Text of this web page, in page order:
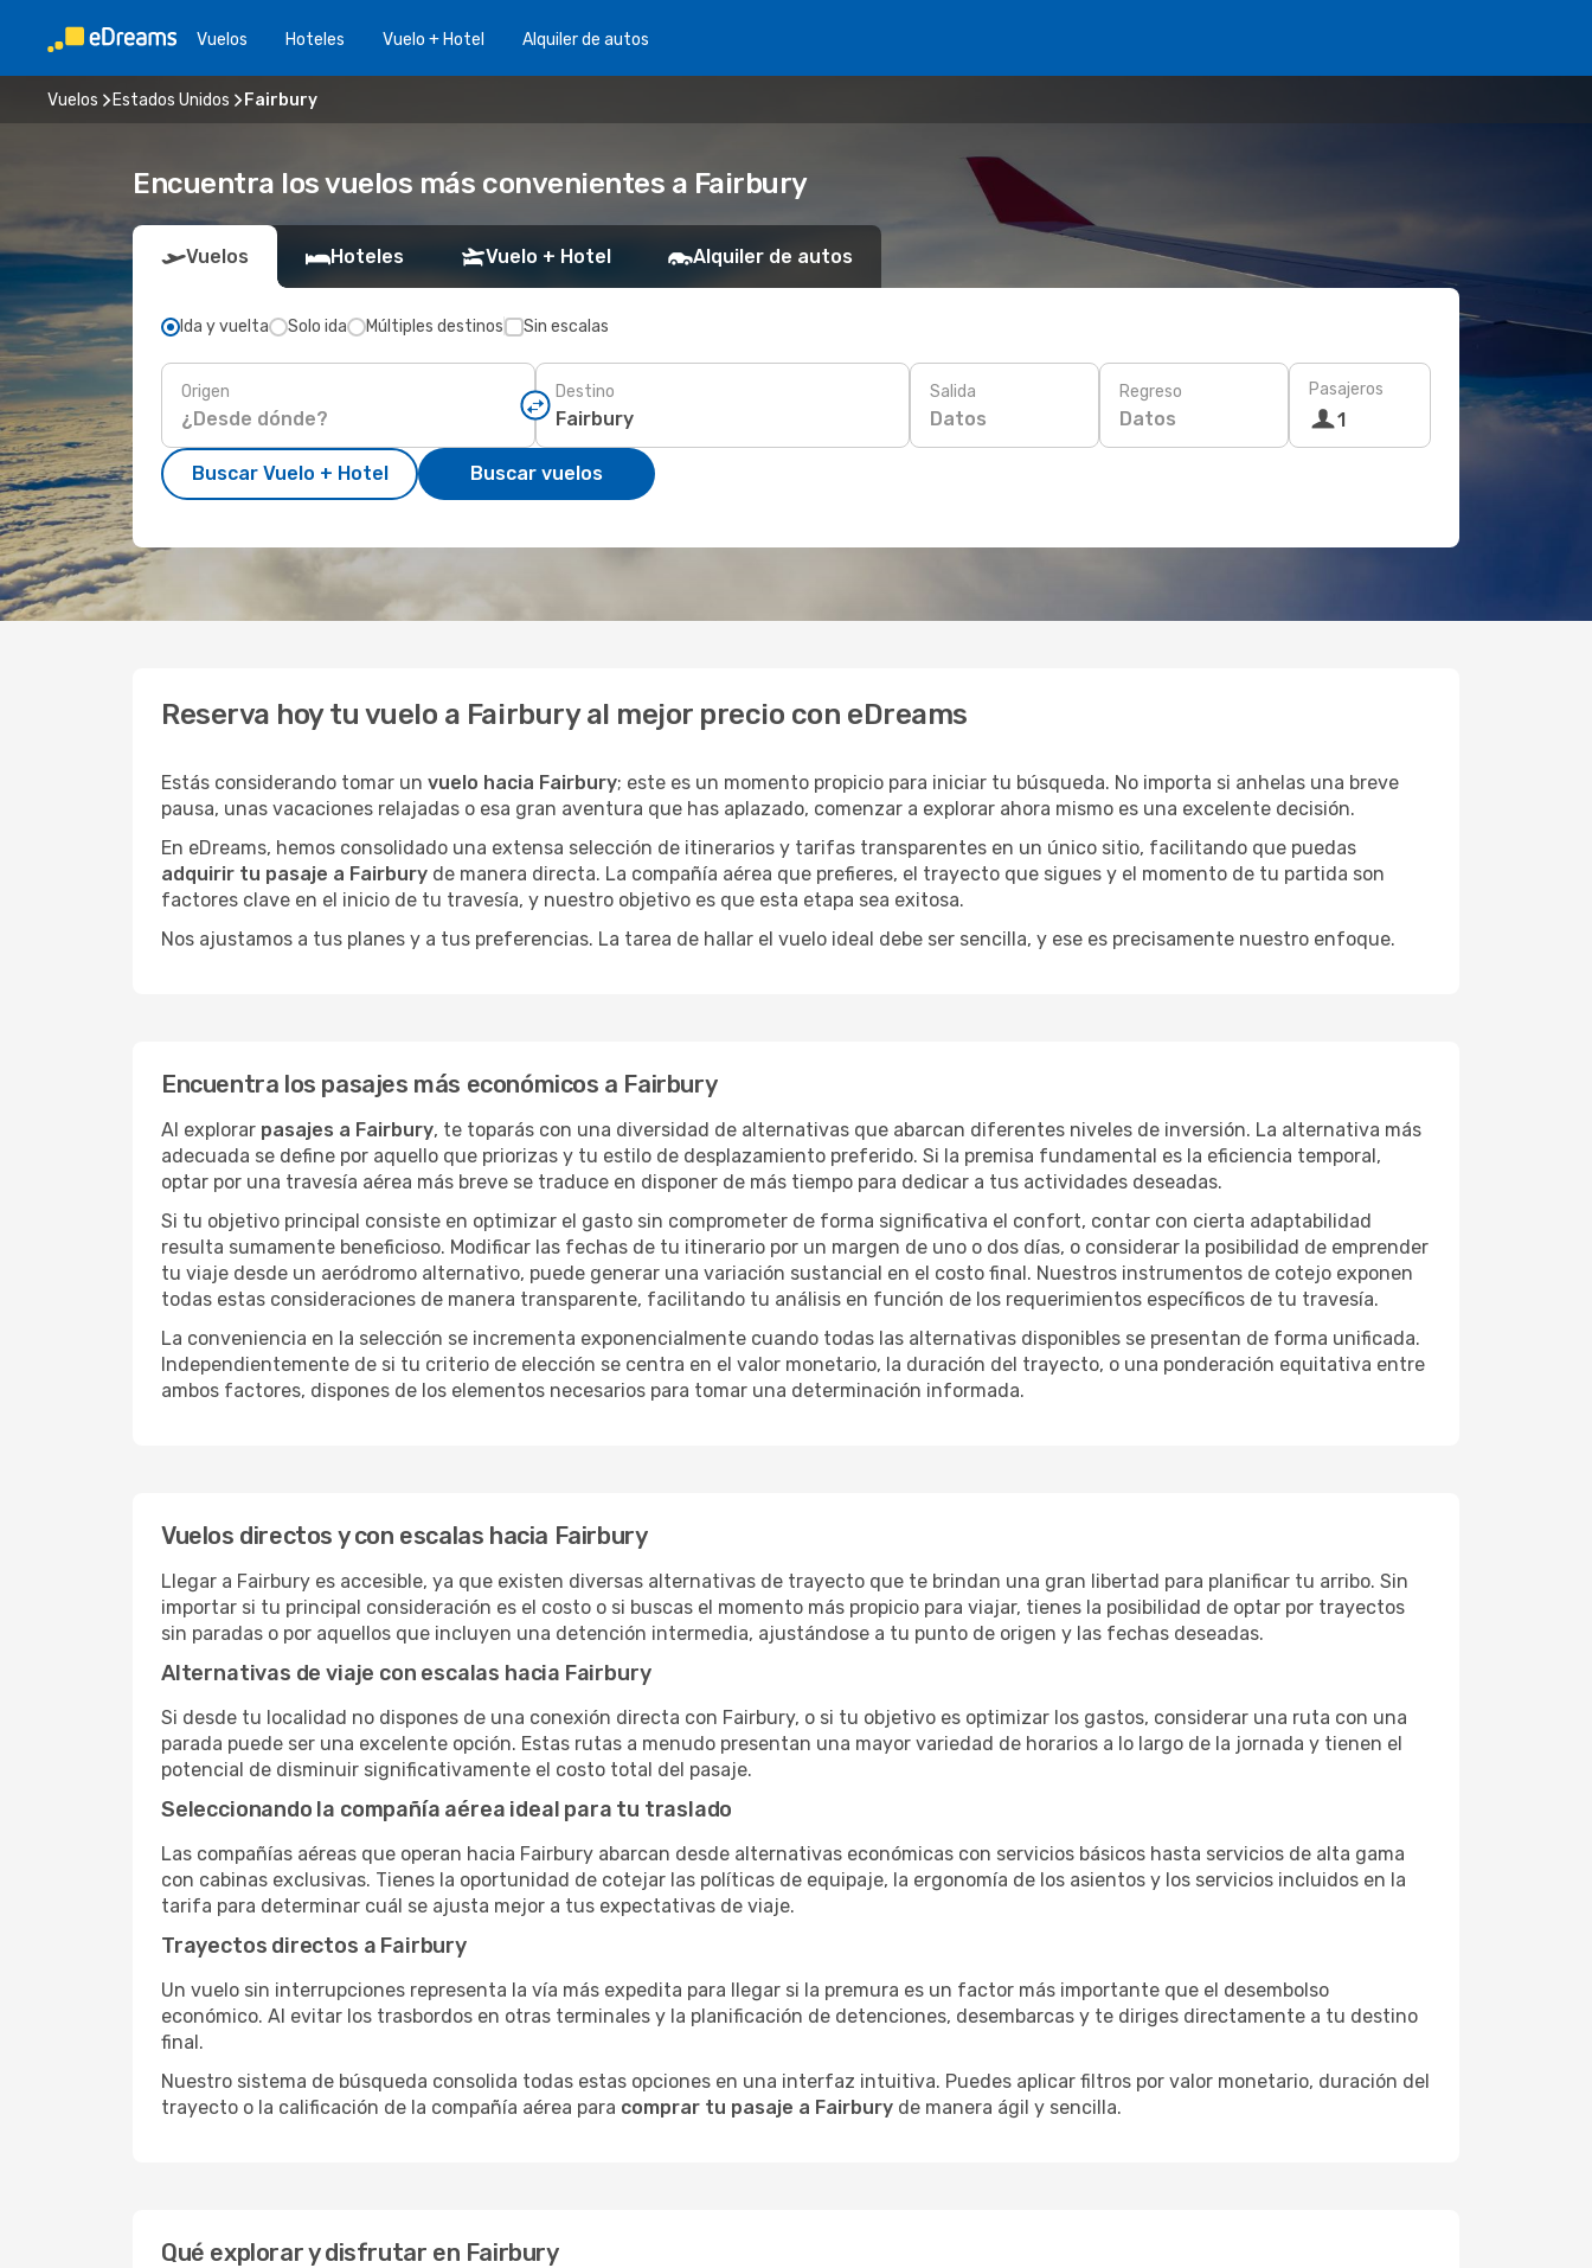
Vuelos Hoteles Vuelo + Hotel Alquiler de autos
Vuelos Estados Unidos Fairbury
Encuentra los vuelos más convenientes a Fairbury
Vuelos Hoteles Vuelo + Hotel Alquiler de autos
Ida y vuelta Solo ida Múltiples destinos Sin escalas
Origen Destino Salida
Datos
Regreso
Datos
Pasajeros
1
Buscar Vuelo + Hotel Buscar vuelos
Reserva hoy tu vuelo a Fairbury al mejor precio con eDreams
Estás considerando tomar un vuelo hacia Fairbury; este es un momento propicio para iniciar tu búsqueda. No importa si anhelas una breve
pausa, unas vacaciones relajadas o esa gran aventura que has aplazado, comenzar a explorar ahora mismo es una excelente decisión.
En eDreams, hemos consolidado una extensa selección de itinerarios y tarifas transparentes en un único sitio, facilitando que puedas
adquirir tu pasaje a Fairbury de manera directa. La compañía aérea que prefieres, el trayecto que sigues y el momento de tu partida son
factores clave en el inicio de tu travesía, y nuestro objetivo es que esta etapa sea exitosa.
Nos ajustamos a tus planes y a tus preferencias. La tarea de hallar el vuelo ideal debe ser sencilla, y ese es precisamente nuestro enfoque.
Encuentra los pasajes más económicos a Fairbury
Al explorar pasajes a Fairbury, te toparás con una diversidad de alternativas que abarcan diferentes niveles de inversión. La alternativa más
adecuada se define por aquello que priorizas y tu estilo de desplazamiento preferido. Si la premisa fundamental es la eficiencia temporal,
optar por una travesía aérea más breve se traduce en disponer de más tiempo para dedicar a tus actividades deseadas.
Si tu objetivo principal consiste en optimizar el gasto sin comprometer de forma significativa el confort, contar con cierta adaptabilidad
resulta sumamente beneficioso. Modificar las fechas de tu itinerario por un margen de uno o dos días, o considerar la posibilidad de emprender
tu viaje desde un aeródromo alternativo, puede generar una variación sustancial en el costo final. Nuestros instrumentos de cotejo exponen
todas estas consideraciones de manera transparente, facilitando tu análisis en función de los requerimientos específicos de tu travesía.
La conveniencia en la selección se incrementa exponencialmente cuando todas las alternativas disponibles se presentan de forma unificada.
Independientemente de si tu criterio de elección se centra en el valor monetario, la duración del trayecto, o una ponderación equitativa entre
ambos factores, dispones de los elementos necesarios para tomar una determinación informada.
Vuelos directos y con escalas hacia Fairbury
Llegar a Fairbury es accesible, ya que existen diversas alternativas de trayecto que te brindan una gran libertad para planificar tu arribo. Sin
importar si tu principal consideración es el costo o si buscas el momento más propicio para viajar, tienes la posibilidad de optar por trayectos
sin paradas o por aquellos que incluyen una detención intermedia, ajustándose a tu punto de origen y las fechas deseadas.
Alternativas de viaje con escalas hacia Fairbury
Si desde tu localidad no dispones de una conexión directa con Fairbury, o si tu objetivo es optimizar los gastos, considerar una ruta con una
parada puede ser una excelente opción. Estas rutas a menudo presentan una mayor variedad de horarios a lo largo de la jornada y tienen el
potencial de disminuir significativamente el costo total del pasaje.
Seleccionando la compañía aérea ideal para tu traslado
Las compañías aéreas que operan hacia Fairbury abarcan desde alternativas económicas con servicios básicos hasta servicios de alta gama
con cabinas exclusivas. Tienes la oportunidad de cotejar las políticas de equipaje, la ergonomía de los asientos y los servicios incluidos en la
tarifa para determinar cuál se ajusta mejor a tus expectativas de viaje.
Trayectos directos a Fairbury
Un vuelo sin interrupciones representa la vía más expedita para llegar si la premura es un factor más importante que el desembolso
económico. Al evitar los trasbordos en otras terminales y la planificación de detenciones, desembarcas y te diriges directamente a tu destino
final.
Nuestro sistema de búsqueda consolida todas estas opciones en una interfaz intuitiva. Puedes aplicar filtros por valor monetario, duración del
trayecto o la calificación de la compañía aérea para comprar tu pasaje a Fairbury de manera ágil y sencilla.
Qué explorar y disfrutar en Fairbury